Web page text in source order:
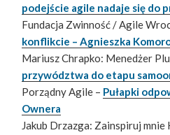
podejście agile nadaje się do
Fundacja Zwinność / Agile
konflikcie – Agnieszka
Mariusz Chrapko: Menedżer
przywództwa do etapu
Porządny Agile – Pułapki
Ownera
Jakub Drzazga: Zainspiruj mnie